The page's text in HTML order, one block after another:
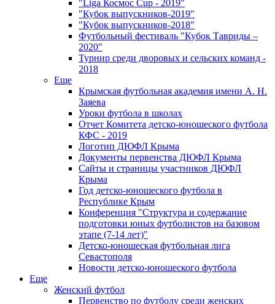
"Liga Космос Cup - 2019"
"Кубок выпускников-2019"
"Кубок выпускников-2018"
Футбольный фестиваль "Кубок Тавриды –
2020"
Турнир среди дворовых и сельских команд -
2018
Еще
Крымская футбольная академия имени А. Н.
Заяева
Уроки футбола в школах
Отчет Комитета детско-юношеского футбола
КФС - 2019
Логотип ДЮФЛ Крыма
Документы первенства ДЮФЛ Крыма
Сайты и страницы участников ДЮФЛ
Крыма
Год детско-юношеского футбола в
Республике Крым
Конференция "Структура и содержание
подготовки юных футболистов на базовом
этапе (7-14 лет)"
Детско-юношеская футбольная лига
Севастополя
Новости детско-юношеского футбола
Еще
Женский футбол
Первенство по футболу среди женских